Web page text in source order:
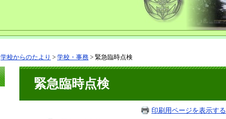
学校からのたより > 学校・事務 > 緊急臨時点検
緊急臨時点検
印刷用ページを表示する